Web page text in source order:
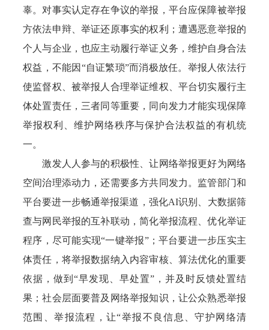
辜。对事实认定存在争议的举报，平台应保障被举报
方依法申辩、举证还原事实的权利；遭遇恶意举报的
个人与企业，也应主动履行举证义务，维护自身合法
权益，不能因“自证繁琐”而消极放任。举报人依法行
使监督权、被举报人合理举证维权、平台切实履行主
体处置责任，三者同等重要，同向发力才能实现保障
举报权利、维护网络秩序与保护合法权益的有机统
一。
激发人人参与的积极性、让网络举报更好为网络
空间治理添动力，还需要多方共同发力。监管部门和
平台要进一步畅通举报渠道，强化AI识别、大数据筛
查与网民举报的互补联动，简化举报流程、优化举证
程序，尽可能实现“一键举报”；平台要进一步压实主
体责任，将举报数据纳入内容审核、算法优化的重要
依据，做到“早发现、早处置”，并及时反馈处置结
果；社会层面要普及网络举报知识，让公众熟悉举报
范围、举报流程，让“举报不良信息、守护网络清